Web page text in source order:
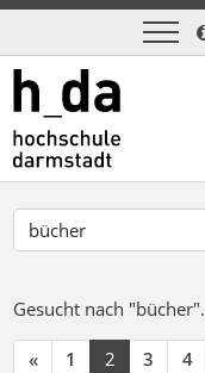
Gesucht nach "bücher".
« 1 2 3 4